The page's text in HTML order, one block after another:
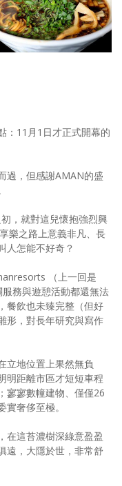
：11月1日才正式開幕的
過，但感謝AMAN的盛
，就對這兒懷抱強烈興
樂之路上意義非凡、長
人怎能不好奇？
（上一回是
務與遊憩活動都還無法
餐飲也未臻完整（但好
形，對長年研究與寫作
立地位置上果然無負
明距離市區才短短車程
寥寥數幢建物、僅僅26
奢侈至極。
在這苔濃樹深綠意盈盈
遠，大隱於世，非常舒